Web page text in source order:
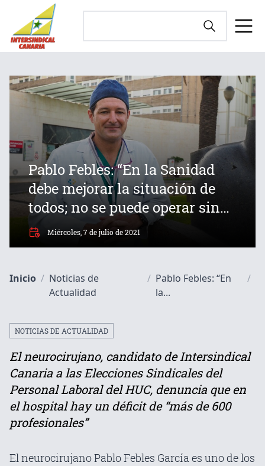
Pablo Febles: “En la Sanidad
debe mejorar la situación de
todos; no se puede operar sin
personal de limpieza"
Miércoles, 7 de julio de 2021
Inicio / Noticias de
Actualidad
/ Pablo Febles: “En
la...
/
NOTICIAS DE ACTUALIDAD
El neurocirujano, candidato de Intersindical
Canaria a las Elecciones Sindicales del
Personal Laboral del HUC, denuncia que en
el hospital hay un déficit de “más de 600
profesionales”
El neurocirujano Pablo Febles García es uno de los